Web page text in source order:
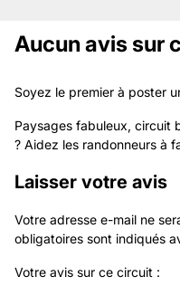
Aucun avis sur
Soyez le premier à poster
Paysages fabuleux, circuit
? Aidez les randonneurs à
Laisser votre avis
Votre adresse e-mail ne
obligatoires sont indiqués
Votre avis sur ce circuit :